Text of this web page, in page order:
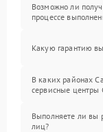
Возможно ли
процессе
Какую гарантию
В каких районах
сервисные центры
Выполняете ли вы
лиц?